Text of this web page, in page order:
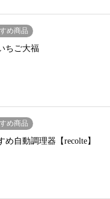
め商品
ちご大福
め商品
め自動調理器【recolte】